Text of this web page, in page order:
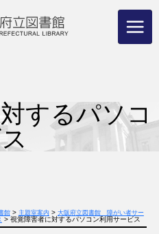
するパソコ
館> 主題室案内 > 大阪府立図書館 障がい者サー
> 視覚障害者に対するパソコン利用サービス